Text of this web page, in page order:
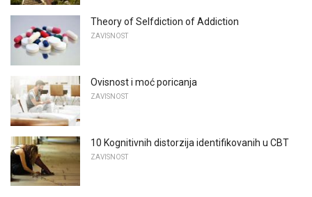
Theory of Selfdiction of Addiction
ZAVISNOST
Ovisnost i moć poricanja
ZAVISNOST
10 Kognitivnih distorzija identifikovanih u CBT
ZAVISNOST